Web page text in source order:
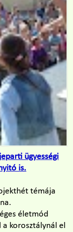
ügyességi
is.
témája
életmód
korosztálynál el